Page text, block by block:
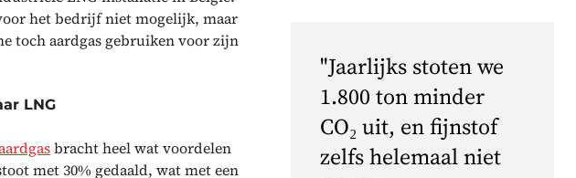
het bedrijf niet mogelijk, maar
toch aardgas gebruiken voor zijn
LNG
bracht heel wat voordelen
met 30% gedaald, wat met een
"Jaarlijks stoten we
1.800 ton minder
CO₂ uit, en fijnstof
zelfs helemaal niet